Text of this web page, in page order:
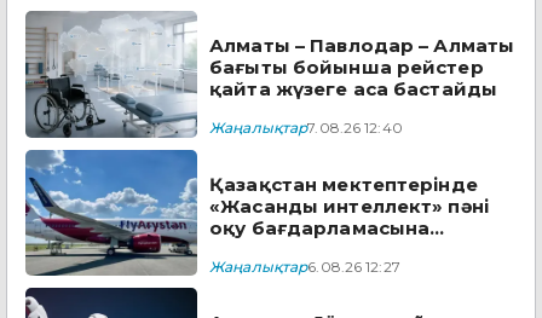
Алматы – Павлодар – Алматы
бағыты бойынша рейстер
қайта жүзеге аса бастайды
Жаңалықтар7.08.26 12:40
Қазақстан мектептерінде
«Жасанды интеллект» пәні
оқу бағдарламасына
Жаңалықтар6.08.26 12:27